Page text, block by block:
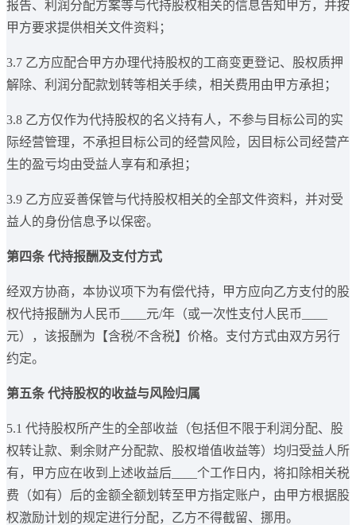
报告、利润分配方案等与代持股权相关的信息告知甲方，并按
甲方要求提供相关文件资料；
3.7 乙方应配合甲方办理代持股权的工商变更登记、股权质押
解除、利润分配款划转等相关手续，相关费用由甲方承担；
3.8 乙方仅作为代持股权的名义持有人，不参与目标公司的实
际经营管理，不承担目标公司的经营风险，因目标公司经营产
生的盈亏均由受益人享有和承担；
3.9 乙方应妥善保管与代持股权相关的全部文件资料，并对受
益人的身份信息予以保密。
第四条 代持报酬及支付方式
经双方协商，本协议项下为有偿代持，甲方应向乙方支付的股
权代持报酬为人民币____元/年（或一次性支付人民币____
元），该报酬为【含税/不含税】价格。支付方式由双方另行
约定。
第五条 代持股权的收益与风险归属
5.1 代持股权所产生的全部收益（包括但不限于利润分配、股
权转让款、剩余财产分配款、股权增值收益等）均归受益人所
有，甲方应在收到上述收益后____个工作日内，将扣除相关税
费（如有）后的金额全额划转至甲方指定账户，由甲方根据股
权激励计划的规定进行分配，乙方不得截留、挪用。